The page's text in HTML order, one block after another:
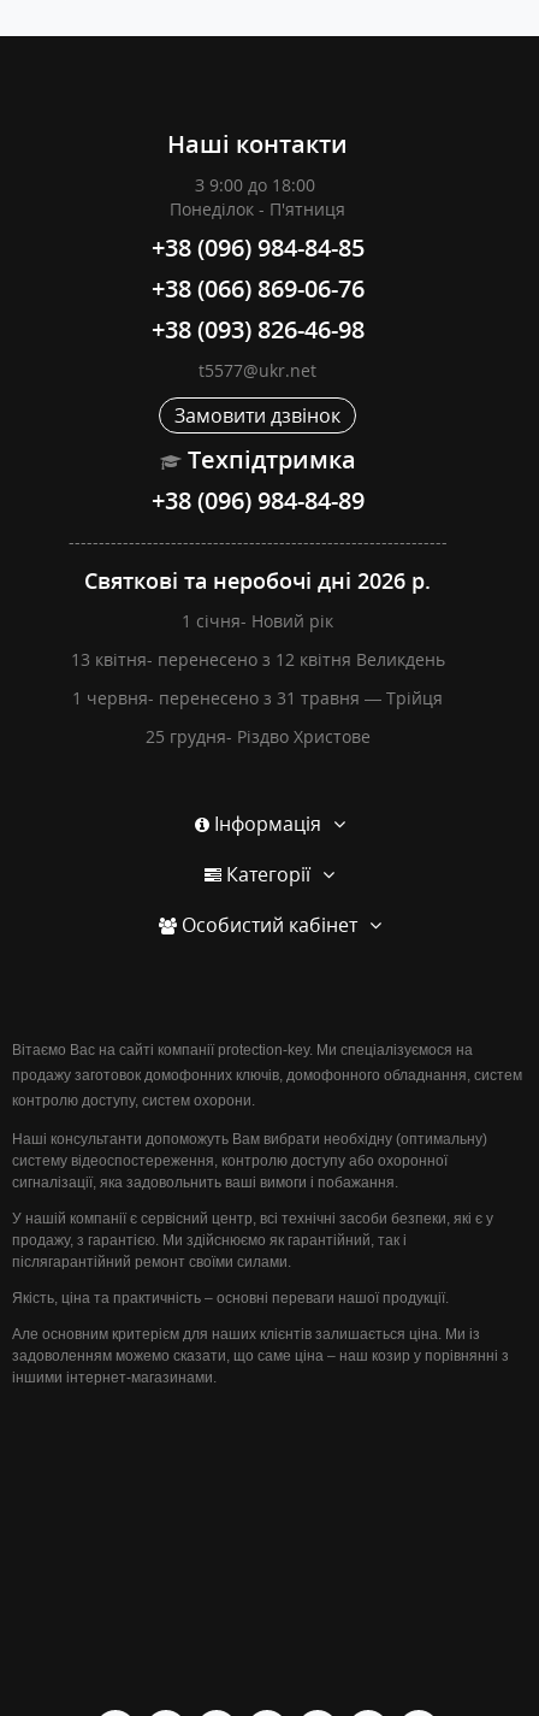
Наші контакти
З 9:00 до 18:00
Понеділок - П'ятниця
+38 (096) 984-84-85
+38 (066) 869-06-76
+38 (093) 826-46-98
t5577@ukr.net
Замовити дзвінок
Техпідтримка
+38 (096) 984-84-89
---------------------------------------------------------------
Святкові та неробочі дні 2026 р.
1 січня- Новий рік
13 квітня- перенесено з 12 квітня Великдень
1 червня- перенесено з 31 травня — Трійця
25 грудня- Різдво Христове
Інформація
Категорії
Особистий кабінет
Вітаємо Вас на сайті компанії protection-key. Ми спеціалізуємося на
продажу заготовок домофонних ключів, домофонного обладнання, систем
контролю доступу, систем охорони.
Наші консультанти допоможуть Вам вибрати необхідну (оптимальну)
систему відеоспостереження, контролю доступу або охоронної
сигналізації, яка задовольнить ваші вимоги і побажання.
У нашій компанії є сервісний центр, всі технічні засоби безпеки, які є у
продажу, з гарантією. Ми здійснюємо як гарантійний, так і
післягарантійний ремонт своїми силами.
Якість, ціна та практичність – основні переваги нашої продукції.
Але основним критерієм для наших клієнтів залишається ціна. Ми із
задоволенням можемо сказати, що саме ціна – наш козир у порівнянні з
іншими інтернет-магазинами.